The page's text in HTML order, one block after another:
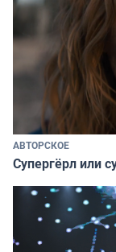
АВТОРСКОЕ
Супергёрл или